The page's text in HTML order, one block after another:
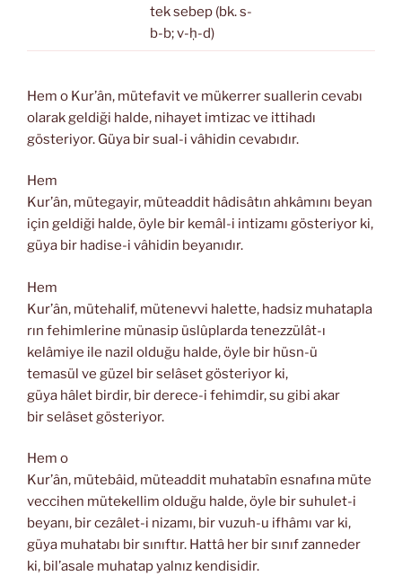
tek sebep (bk. s-
b-b; v-ḥ-d)
Hem o Kur’ân, mütefavit ve mükerrer suallerin cevabı
olarak geldiği halde, nihayet imtizac ve ittihadı
gösteriyor. Güya bir sual-i vâhidin cevabıdır.
Hem
Kur’ân, mütegayir, müteaddit hâdisâtın ahkâmını beyan
için geldiği halde, öyle bir kemâl-i intizamı gösteriyor ki,
güya bir hadise-i vâhidin beyanıdır.
Hem
Kur’ân, mütehalif, mütenevvi halette, hadsiz muhatapla
rın fehimlerine münasip üslûplarda tenezzülât-ı
kelâmiye ile nazil olduğu halde, öyle bir hüsn-ü
temasül ve güzel bir selâset gösteriyor ki,
güya hâlet birdir, bir derece-i fehimdir, su gibi akar
bir selâset gösteriyor.
Hem o
Kur’ân, mütebâid, müteaddit muhatabîn esnafına müte
veccihen mütekellim olduğu halde, öyle bir suhulet-i
beyanı, bir cezâlet-i nizamı, bir vuzuh-u ifhâmı var ki,
güya muhatabı bir sınıftır. Hattâ her bir sınıf zanneder
ki, bil’asale muhatap yalnız kendisidir.